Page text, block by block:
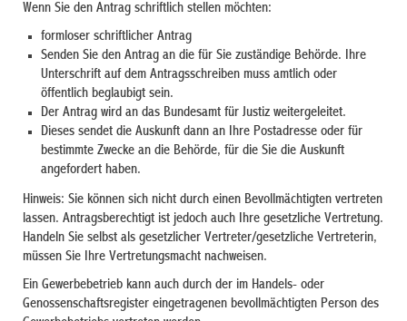
Wenn Sie den Antrag schriftlich stellen möchten:
formloser schriftlicher Antrag
Senden Sie den Antrag an die für Sie zuständige Behörde. Ihre
Unterschrift auf dem Antragsschreiben muss amtlich oder
öffentlich beglaubigt sein.
Der Antrag wird an das Bundesamt für Justiz weitergeleitet.
Dieses sendet die Auskunft dann an Ihre Postadresse oder für
bestimmte Zwecke an die Behörde, für die Sie die Auskunft
angefordert haben.
Hinweis: Sie können sich nicht durch einen Bevollmächtigten vertreten
lassen. Antragsberechtigt ist jedoch auch Ihre gesetzliche Vertretung.
Handeln Sie selbst als gesetzlicher Vertreter/gesetzliche Vertreterin,
müssen Sie Ihre Vertretungsmacht nachweisen.
Ein Gewerbebetrieb kann auch durch der im Handels- oder
Genossenschaftsregister eingetragenen bevollmächtigten Person des